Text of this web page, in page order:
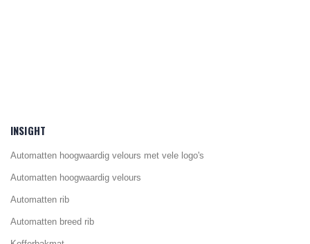
INSIGHT
Automatten hoogwaardig velours met vele logo's
Automatten hoogwaardig velours
Automatten rib
Automatten breed rib